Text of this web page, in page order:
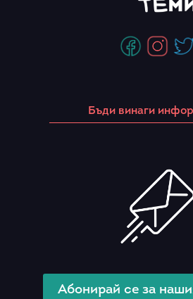
Бъди винаги
Абонирай се за